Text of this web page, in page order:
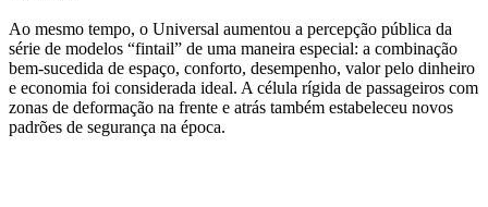
Ao mesmo tempo, o Universal aumentou a percepção pública da
série de modelos “fintail” de uma maneira especial: a combinação
bem-sucedida de espaço, conforto, desempenho, valor pelo dinheiro
e economia foi considerada ideal. A célula rígida de passageiros com
zonas de deformação na frente e atrás também estabeleceu novos
padrões de segurança na época.